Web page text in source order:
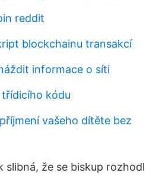
reddit
blockchainu transakcí
informace o síti
třídicího kódu
vašeho dítěte bez
slibná, že se biskup rozhodl